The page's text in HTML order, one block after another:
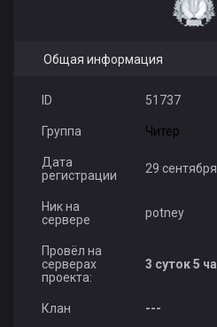
Общая информация
ID 51737
Группа Читер
Дата
регистрации
29
Ник на
сервере
potney
Провёл на
серверах
проекта:
3 суток 5
Клан ---